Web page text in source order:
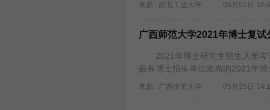
来源 : 西北工业大学 06月01日
广西师范大学2021年博士复
2021年博士研究生招生入学考
载各博士招生单位发布的2021年
来源 : 广西师范大学 05月25日